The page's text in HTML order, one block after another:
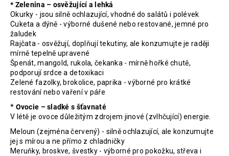
* Zelenina – osvěžující a lehká
Okurky - jsou silně ochlazující, vhodné do salátů i polévek
Cuketa a dýně - výborné dušené nebo restované, jemné pro
žaludek
Rajčata - osvěžují, doplňují tekutiny, ale konzumujte je raději
mírně tepelně upravené
Špenát, mangold, rukola, čekanka - mírně hořké chutě,
podporují srdce a detoxikaci
Zelené fazolky, brokolice, paprika - výborné pro krátké
restování nebo vaření v páře
* Ovocie – sladké s šťavnaté
V létě je ovoce důležitým zdrojem jinové (zvlhčující) energie.
Meloun (zejména červený) - silně ochlazující, ale konzumujte
jej s mírou a ne přímo z chladničky
Meruňky, broskve, švestky - výborné pro pokožku, střeva i